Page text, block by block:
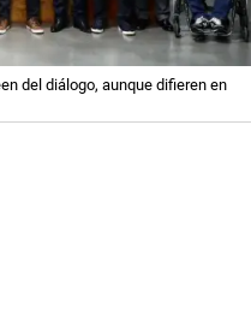
del diálogo, aunque difieren en